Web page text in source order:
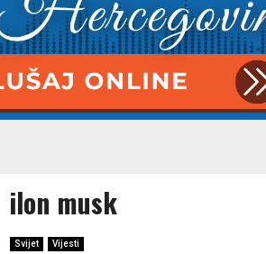
ilon musk
Svijet Vijesti